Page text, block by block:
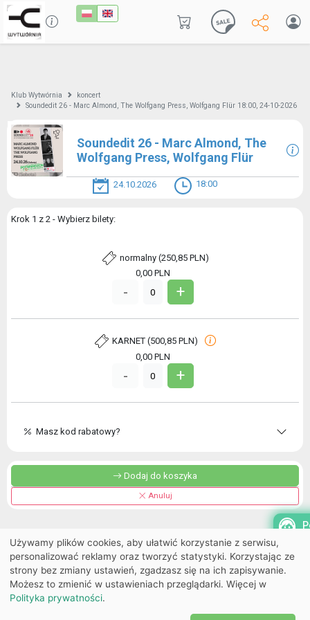
Klub Wytwórnia
koncert
Soundedit 26 - Marc Almond, The Wolfgang Press, Wolfgang Flür 18:00, 24-10-2026
Soundedit 26 - Marc Almond, The
Wolfgang Press, Wolfgang Flür
24.10.2026 18:00
Krok 1 z 2 - Wybierz bilety:
normalny (250,85 PLN)
0,00PLN
- 0 +
KARNET (500,85 PLN)
0,00PLN
- 0 +
Masz kod rabatowy?
Dodaj do koszyka
Anuluj
Używamy plików cookies, aby ułatwić korzystanie z serwisu,
personalizować reklamy oraz tworzyć statystyki. Korzystając ze
strony bez zmiany ustawień, zgadzasz się na ich zapisywanie.
Możesz to zmienić w ustawieniach przeglądarki. Więcej w
Polityka prywatności.